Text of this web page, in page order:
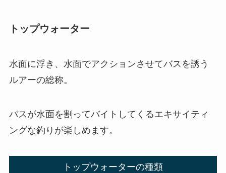
トップウォーター
水面に浮き、水面でアクションさせてバスを誘う
ルアーの総称。
バスが水面を割ってバイトしてくるエキサイティ
ングな釣りが楽しめます。
トップウォーターの種類